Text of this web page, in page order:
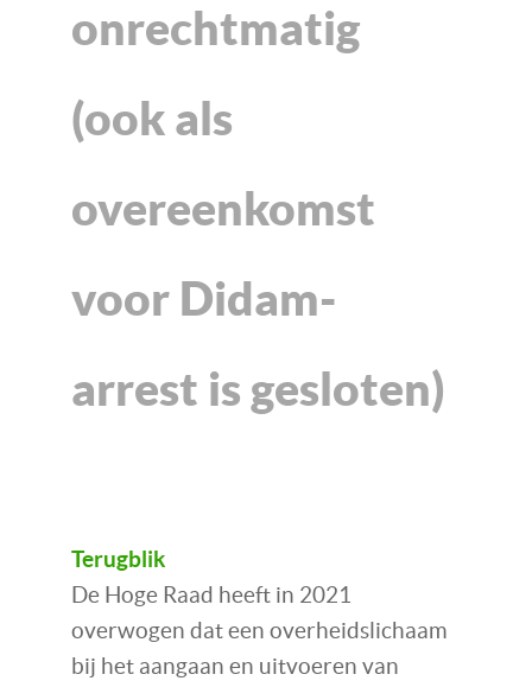
onrechtmatig
(ook als
overeenkomst
voor Didam-
arrest is gesloten)
Terugblik
De Hoge Raad heeft in 2021
overwogen dat een overheidslichaam
bij het aangaan en uitvoeren van